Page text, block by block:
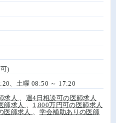
)
、土曜 08:50 ～ 17:20
求人
週4日相談可の医師求人
師求人
1,800万円可の医師求人
医師求人
学会補助ありの医師